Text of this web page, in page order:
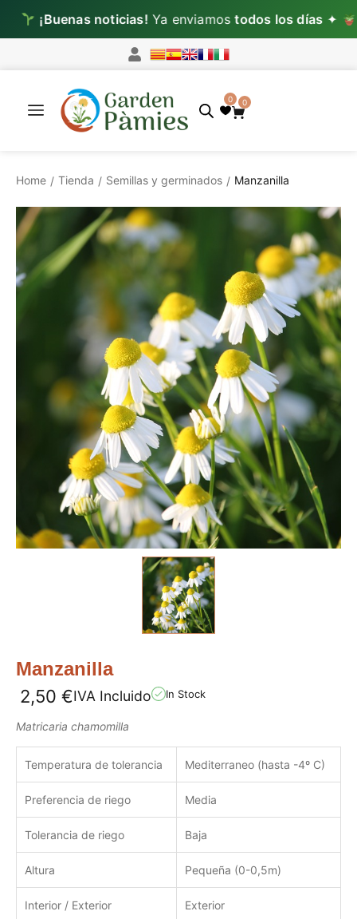
¡Buenas noticias!Ya enviamostodos los días✦
0 0
Home / Tienda / Semillas y germinados / Manzanilla
Manzanilla
2,50 €IVA Incluido In Stock
Matricaria chamomilla
Temperatura de tolerancia Mediterraneo (hasta -4º C)
Preferencia de riego Media
Tolerancia de riego Baja
Altura Pequeña (0-0,5m)
Interior / Exterior Exterior